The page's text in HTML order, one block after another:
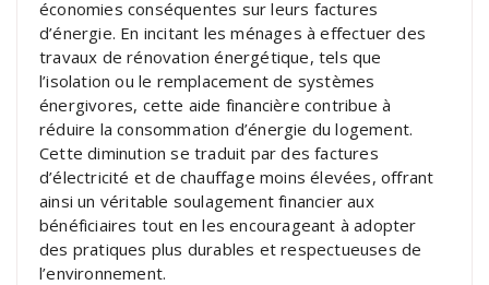
économies conséquentes sur leurs factures
d’énergie. En incitant les ménages à effectuer des
travaux de rénovation énergétique, tels que
l’isolation ou le remplacement de systèmes
énergivores, cette aide financière contribue à
réduire la consommation d’énergie du logement.
Cette diminution se traduit par des factures
d’électricité et de chauffage moins élevées, offrant
ainsi un véritable soulagement financier aux
bénéficiaires tout en les encourageant à adopter
des pratiques plus durables et respectueuses de
l’environnement.